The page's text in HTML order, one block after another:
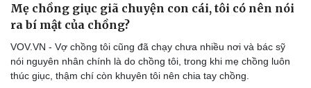
Làm đẹp - giảm cân
Phòng mạch online
Ăn sạch sống khỏe
Mẹ chồng giục giã chuyện con cái, tôi có nên nói
ra bí mật của chồng?
VOV.VN - Vợ chồng tôi cũng đã chạy chưa nhiều nơi và bác sỹ
nói nguyên nhân chính là do chồng tôi, trong khi mẹ chồng luôn
thúc giục, thậm chí còn khuyên tôi nên chia tay chồng.